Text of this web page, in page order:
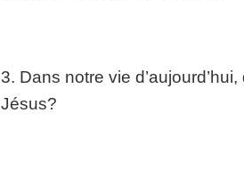
3. Dans notre vie
Jésus?